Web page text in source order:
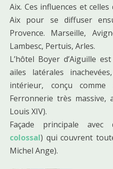
Aix. Ces influences et
Aix pour se diffuser
Provence. Marseille,
Lambesc, Pertuis, Arles.
L’hôtel Boyer d’Aiguille
ailes latérales
intérieur, conçu
Ferronnerie très massive,
Louis XIV).
Façade principale avec
colossal) qui couvrent
Michel Ange).